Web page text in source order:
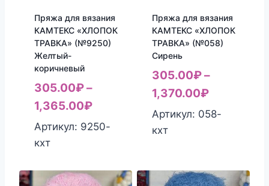
Пряжа для вязания
КАМТЕКС «ХЛОПОК
ТРАВКА» (№9250)
Желтый-
коричневый
305.00₽–
1,365.00₽
Артикул: 9250-
кхт
Пряжа для вязания
КАМТЕКС «ХЛОПОК
ТРАВКА» (№058)
Сирень
305.00₽–
1,370.00₽
Артикул: 058-
кхт